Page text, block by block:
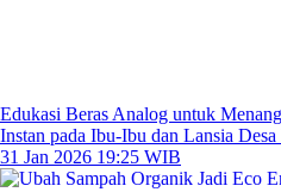
Edukasi Beras Analog untuk
Instan pada Ibu-Ibu dan Lansia Desa
31 Jan 2026 19:25 WIB